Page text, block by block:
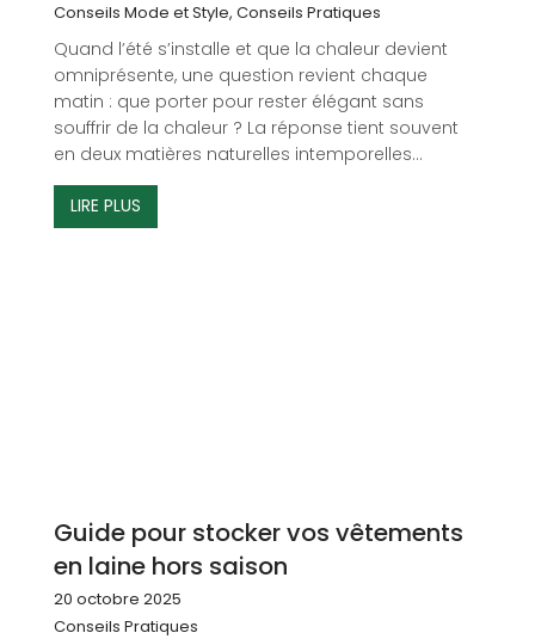
Conseils Mode et Style, Conseils Pratiques
Quand l’été s’installe et que la chaleur devient
omniprésente, une question revient chaque
matin : que porter pour rester élégant sans
souffrir de la chaleur ? La réponse tient souvent
en deux matières naturelles intemporelles...
LIRE PLUS
Guide pour stocker vos vêtements
en laine hors saison
20 octobre 2025
Conseils Pratiques